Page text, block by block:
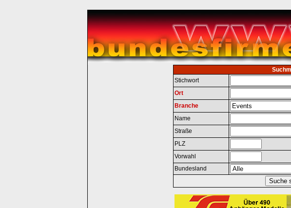
Stichwort
Ort
Branche
Name
Straße
PLZ
Vorwahl
Bundesland